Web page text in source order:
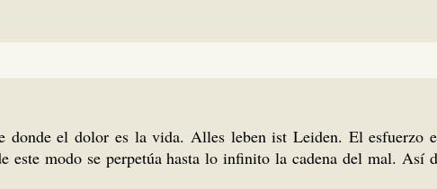
el dolor es la vida. Alles leben ist Leiden. El esfuerzo
este modo se perpetúa hasta lo infinito la cadena del mal. Así